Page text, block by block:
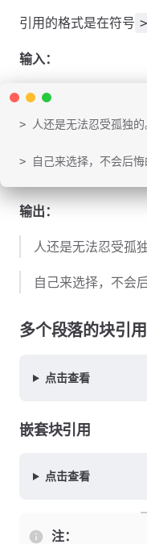
引用的格式是在符号 >
输入：
> 人还是无法忍受孤独的
> 自己来选择，不会后悔
输出：
人还是无法忍受孤独
自己来选择，不会
多个段落的块引用
点击查看
嵌套块引用
点击查看
注：